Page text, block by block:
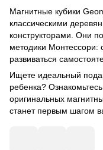
Магнитные кубики
классическими
конструкторами. Они
методики Монтессори:
развиваться
Ищете идеальный
ребенка?
оригинальных
станет первым шагом